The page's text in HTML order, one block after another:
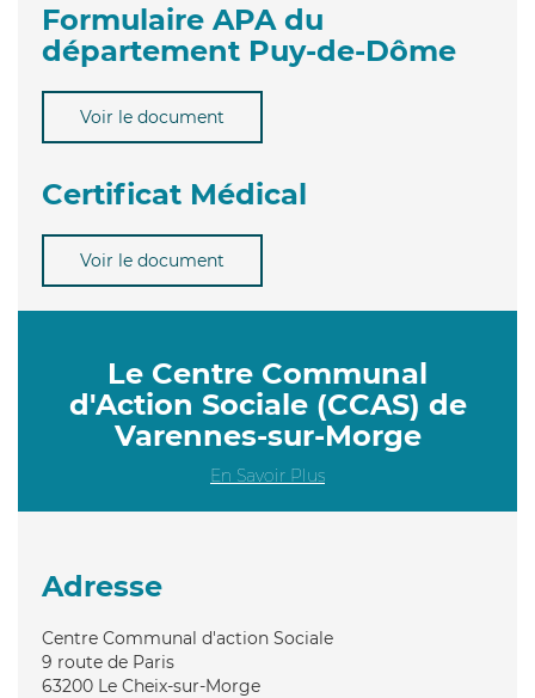
Formulaire APA du
département Puy-de-Dôme
Voir le document
Certificat Médical
Voir le document
Le Centre Communal
d'Action Sociale (CCAS) de
Varennes-sur-Morge
En Savoir Plus
Adresse
Centre Communal d'action Sociale
9 route de Paris
63200 Le Cheix-sur-Morge